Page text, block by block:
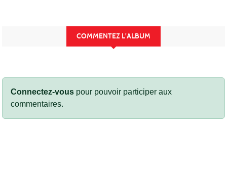
COMMENTEZ L'ALBUM
Connectez-vous pour pouvoir participer aux
commentaires.